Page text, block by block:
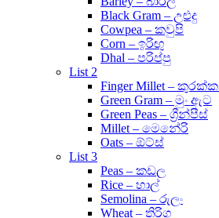
Black Gram – උළුදු
Cowpea – කවුපි
Corn – ඉරිඟු
Dhal – පරිප්පු
List 2
Finger Millet –
Green Gram – මුං ඇට
Green Peas – ග්‍රීන්පීස්
Millet – මෙනේරි
Oats – ඕට්ස්
List 3
Peas – කඩල
Rice – හාල්
Semolina – රුලං
Wheat – තිරිගු